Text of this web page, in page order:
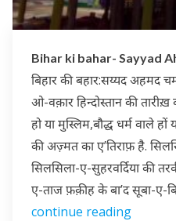
Bihar ki bahar- Sayyad
बिहार की बहार:सय्यद अहमद
ओ-वक़ार हिन्दोस्तान की
हो या मुस्लिम,बौद्ध धर्म वाले
की अज़्मत का ए’तिराफ़ है.
सिलसिला-ए-सुहरवर्दिया की
ए-ताज फ़क़ीह के बा’द सूबा-ए-
continue reading